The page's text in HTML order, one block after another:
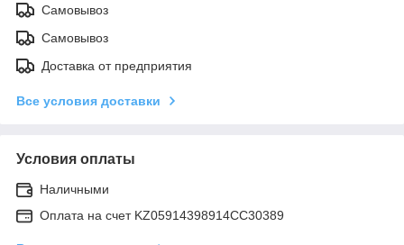
Самовывоз
Самовывоз
Доставка от предприятия
Все условия доставки
Условия оплаты
Наличными
Оплата на счет KZ05914398914CC30389